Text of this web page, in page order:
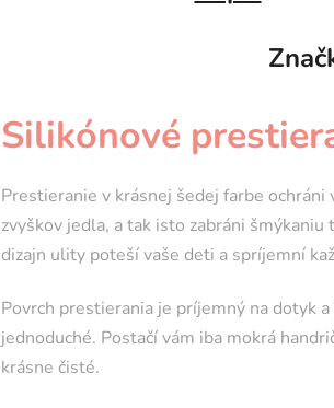
Silikónové
Prestieranie v krásnej šedej farbe ochráni
zvyškov jedla, a tak isto zabráni
dizajn ulity poteší vaše deti a spríjemní
Povrch prestierania je príjemný na dotyk
jednoduché. Postačí vám iba mokrá
krásne čisté.